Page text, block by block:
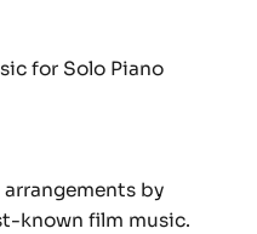
for Solo Piano
by
known film music.